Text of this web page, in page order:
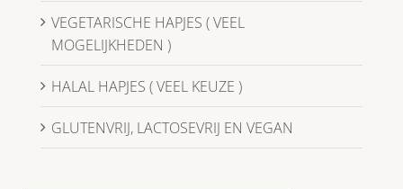
VEGETARISCHE HAPJES ( VEEL
MOGELIJKHEDEN )
HALAL HAPJES ( VEEL KEUZE )
GLUTENVRIJ, LACTOSEVRIJ EN VEGAN